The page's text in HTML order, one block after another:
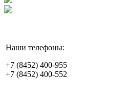
Наши телефоны:
+7 (8452) 400-955
+7 (8452) 400-552